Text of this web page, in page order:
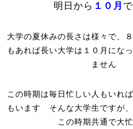
明日から １０月
大学の夏休みの長さは様々で、
もあれば長い大学は１０月にな
ません
この時期は毎日忙しい人もいれ
もいます そんな大学生ですが
この時期共通で大